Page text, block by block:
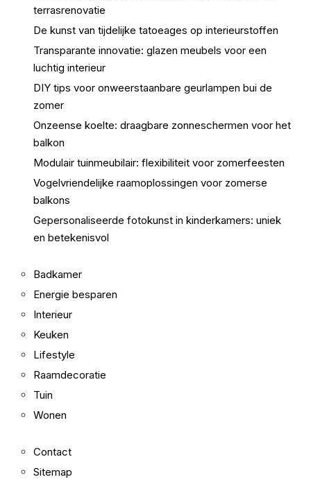
terrasrenovatie
De kunst van tijdelijke tatoeages op interieurstoffen
Transparante innovatie: glazen meubels voor een
luchtig interieur
DIY tips voor onweerstaanbare geurlampen bui de
zomer
Onzeense koelte: draagbare zonneschermen voor het
balkon
Modulair tuinmeubilair: flexibiliteit voor zomerfeesten
Vogelvriendelijke raamoplossingen voor zomerse
balkons
Gepersonaliseerde fotokunst in kinderkamers: uniek
en betekenisvol
Badkamer
Energie besparen
Interieur
Keuken
Lifestyle
Raamdecoratie
Tuin
Wonen
Contact
Sitemap